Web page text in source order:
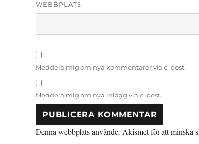
WEBBPLATS
Meddela mig om nya kommentarer via e-post.
Meddela mig om nya inlägg via e-post.
Denna webbplats använder Akismet för att minska